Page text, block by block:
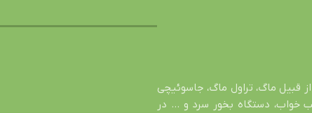
قبیل ماگ، تراول ماگ، جاسوئیچی
خواب، دستگاه بخور سرد و … در